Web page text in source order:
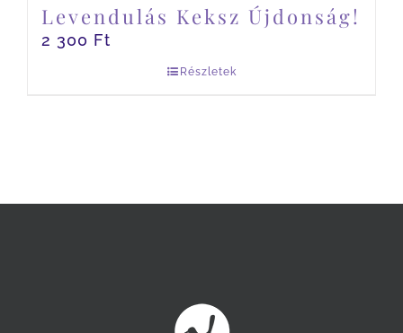
Levendulás Keksz Újdonság!
2 300 Ft
Részletek